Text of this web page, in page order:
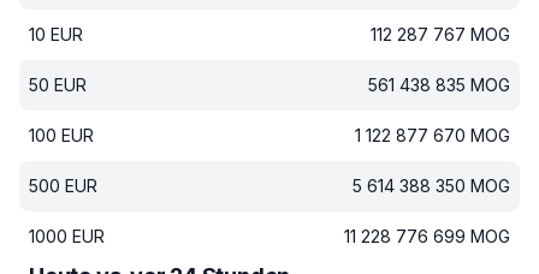
10 EUR 112 287 767 MOG
50 EUR 561 438 835 MOG
100 EUR 1 122 877 670 MOG
500 EUR 5 614 388 350 MOG
1000 EUR 11 228 776 699 MOG